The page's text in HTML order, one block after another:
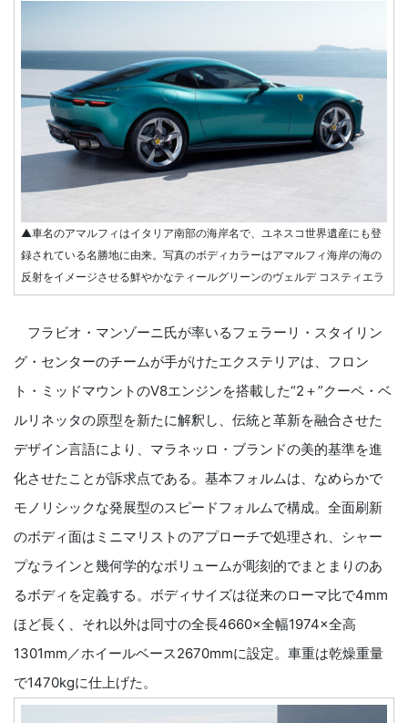
▲車名のアマルフィはイタリア南部の海岸名で、ユネスコ世界遺産にも登
録されている名勝地に由来。写真のボディカラーはアマルフィ海岸の海の
反射をイメージさせる鮮やかなティールグリーンのヴェルデ コスティエラ
フラビオ・マンゾーニ氏が率いるフェラーリ・スタイリン
グ・センターのチームが手がけたエクステリアは、フロン
ト・ミッドマウントのV8エンジンを搭載した“2＋”クーペ・ベ
ルリネッタの原型を新たに解釈し、伝統と革新を融合させた
デザイン言語により、マラネッロ・ブランドの美的基準を進
化させたことが訴求点である。基本フォルムは、なめらかで
モノリシックな発展型のスピードフォルムで構成。全面刷新
のボディ面はミニマリストのアプローチで処理され、シャー
プなラインと幾何学的なボリュームが彫刻的でまとまりのあ
るボディを定義する。ボディサイズは従来のローマ比で4mm
ほど長く、それ以外は同寸の全長4660×全幅1974×全高
1301mm／ホイールベース2670mmに設定。車重は乾燥重量
で1470kgに仕上げた。